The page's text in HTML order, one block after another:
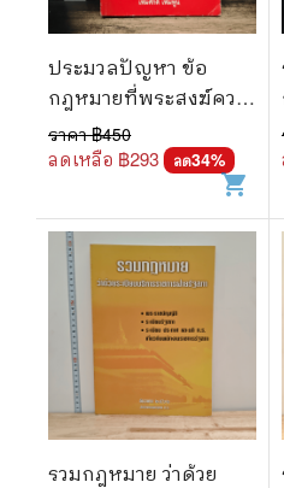
ประมวลปัญหา ข้อ
กฎหมายที่พระสงฆ์ควร
ทราบ - เพิ่มศักดิ์
เพิ่มพูน
ราคา ฿450
ลดเหลือ ฿293 ลด34%
shopping_cart
รวมกฎหมาย ว่าด้วย